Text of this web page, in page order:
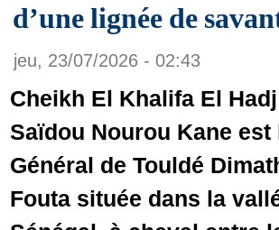
d’une lignée de
jeu, 23/07/2026 - 02:43
Cheikh El Khalifa El
Saïdou Nourou Kane est
Général de Touldé
Fouta située dans la